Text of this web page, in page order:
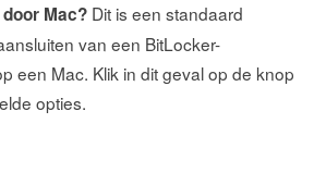
Mac? Dit is een standaard
van een BitLocker-
een Mac. Klik in dit geval op de knop
opties.